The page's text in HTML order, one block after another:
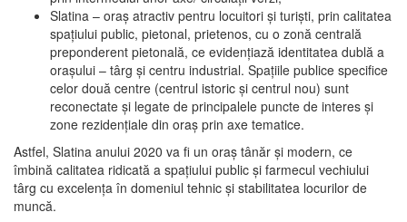
Slatina – oraş atractiv pentru locuitori şi turişti, prin calitatea
spaţiului public, pietonal, prietenos, cu o zonă centrală
preponderent pietonală, ce evidenţiază identitatea dublă a
oraşului – târg şi centru industrial. Spaţiile publice specifice
celor două centre (centrul istoric şi centrul nou) sunt
reconectate şi legate de principalele puncte de interes şi
zone rezidenţiale din oraş prin axe tematice.
Astfel, Slatina anului 2020 va fi un oraş tânăr şi modern, ce
îmbină calitatea ridicată a spaţiului public şi farmecul vechiului
târg cu excelenţa în domeniul tehnic şi stabilitatea locurilor de
muncă.